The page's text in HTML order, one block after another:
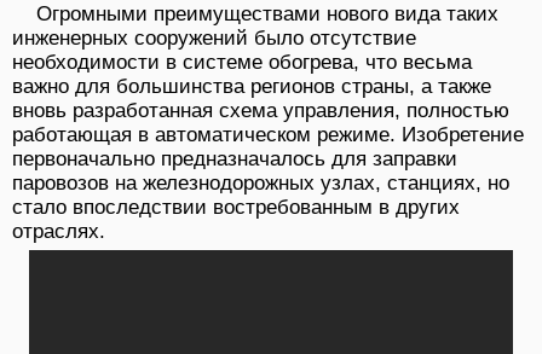
Огромными преимуществами нового вида таких
инженерных сооружений было отсутствие
необходимости в системе обогрева, что весьма
важно для большинства регионов страны, а также
вновь разработанная схема управления, полностью
работающая в автоматическом режиме. Изобретение
первоначально предназначалось для заправки
паровозов на железнодорожных узлах, станциях, но
стало впоследствии востребованным в других
отраслях.